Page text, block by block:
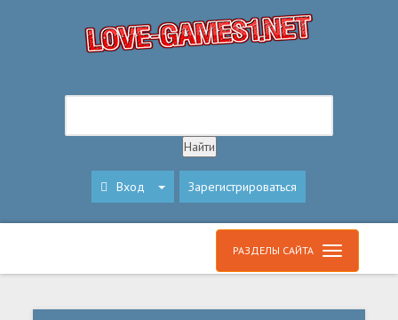
Вход Зарегистрироваться
РАЗДЕЛЫ САЙТА